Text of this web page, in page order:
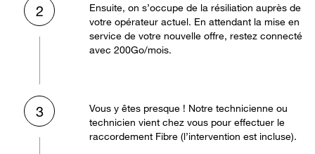
2
Ensuite, on s’occupe de la résiliation auprès de
votre opérateur actuel. En attendant la mise en
service de votre nouvelle offre, restez connecté
avec 200Go/mois.
3
Vous y êtes presque ! Notre technicienne ou
technicien vient chez vous pour effectuer le
raccordement Fibre (l’intervention est incluse).